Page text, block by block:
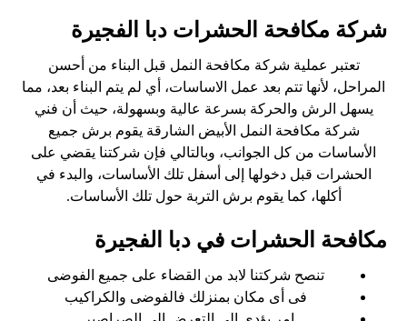
شركة مكافحة الحشرات دبا الفجيرة
تعتبر عملية شركة مكافحة النمل قبل البناء من أحسن
المراحل، لأنها تتم بعد عمل الاساسات، أي لم يتم البناء بعد، مما
يسهل الرش والحركة بسرعة عالية وبسهولة، حيث أن فني
شركة مكافحة النمل الأبيض الشارقة يقوم برش جميع
الأساسات من كل الجوانب، وبالتالي فإن شركتنا يقضي على
الحشرات قبل دخولها إلى أسفل تلك الأساسات، والبدء في
أكلها، كما يقوم برش التربة حول تلك الأساسات.
مكافحة الحشرات في دبا الفجيرة
تنصح شركتنا لابد من القضاء على جميع الفوضى
فى أى مكان بمنزلك فالفوضى والكراكيب